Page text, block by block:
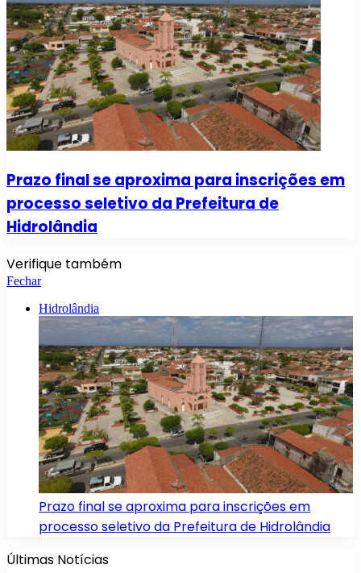
Prazo final se aproxima para inscrições em
processo seletivo da Prefeitura de
Hidrolândia
Verifique também
Fechar
Hidrolândia
Prazo final se aproxima para inscrições em
processo seletivo da Prefeitura de Hidrolândia
Últimas Notícias